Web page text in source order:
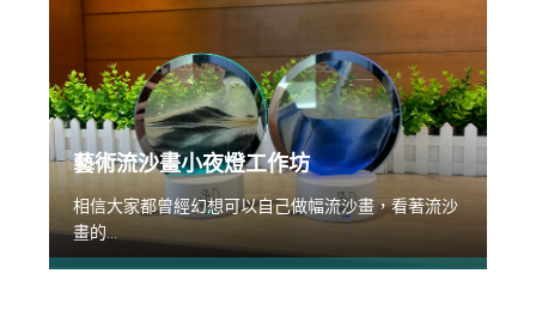
藝術流沙畫小夜燈工作坊
相信大家都曾經幻想可以自己做幅流沙畫，看著流沙
畫的...